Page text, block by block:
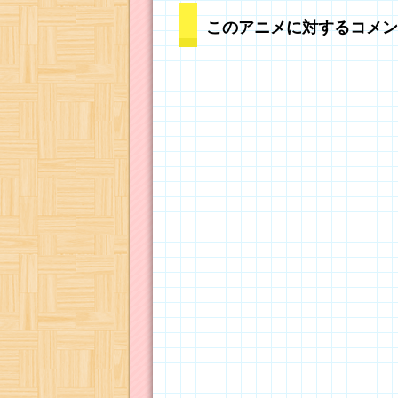
このアニメに対するコメ